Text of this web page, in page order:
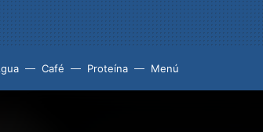
Café Proteína Menú